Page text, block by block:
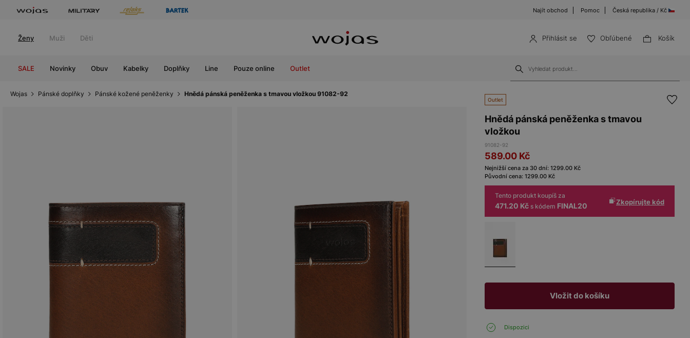
Najít obchod Pomoc Česká republika / Kč
Ženy Muži Děti Přihlásit se Obľúbené Košík
SALE Novinky Obuv Kabelky Doplňky Line Pouze online Outlet
Wojas Pánské doplňky Pánské kožené peněženky Hnědá pánská peněženka s tmavou vložkou 91082-92
Outlet
Hnědá pánská peněženka s tmavou
vložkou
91082-92
589.00 Kč
Nejnižší cena za 30 dní: 1299.00 Kč
Původní cena: 1299.00 Kč
Tento produkt koupíš za
471.20 Kč s kódem FINAL20 Zkopírujte kód
Vložit do košíku
Dispozici